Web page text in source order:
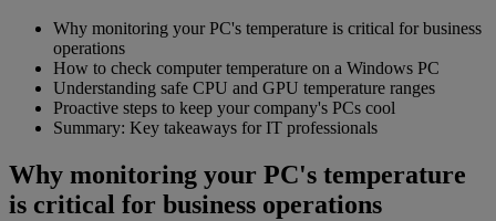
Why monitoring your PC's temperature is critical for business
operations
How to check computer temperature on a Windows PC
Understanding safe CPU and GPU temperature ranges
Proactive steps to keep your company's PCs cool
Summary: Key takeaways for IT professionals
Why monitoring your PC's temperature
is critical for business operations